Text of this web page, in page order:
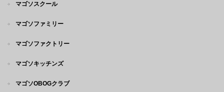
マゴソスクール
マゴソファミリー
マゴソファクトリー
マゴソキッチンズ
マゴソOBOGクラブ